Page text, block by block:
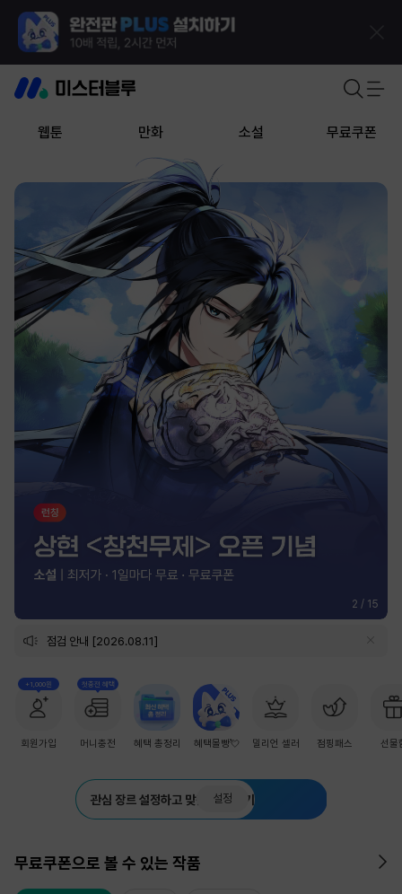
웹툰 만화 소설 무료쿠폰
2 / 15
점검 안내 [2026.08.11]
+1,000원
회원가입
첫충전 혜택
머니충전 혜택 총정리 혜택몰빵💘 밀리언 셀러 점핑패스 선물
관심 장르 설정하고 맞춤 추천 받기
설정
무료쿠폰으로 볼 수 있는 작품